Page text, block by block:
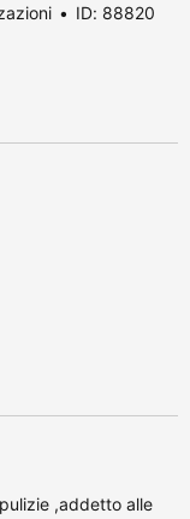
ID: 88820
,addetto alle